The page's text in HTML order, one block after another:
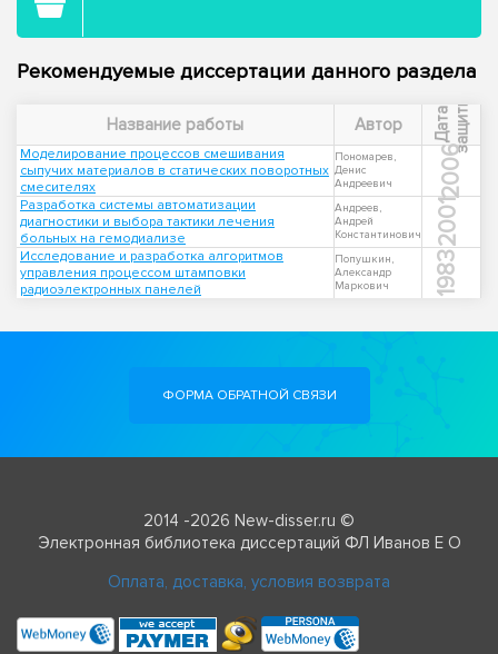
Рекомендуемые диссертации данного раздела
Название работы Автор Д
а
т
а
з
а
щ
и
т ы
Моделирование процессов смешивания
сыпучих материалов в статических поворотных
смесителях
Пономарев,
Денис
Андреевич
2006
Разработка системы автоматизации
диагностики и выбора тактики лечения
больных на гемодиализе
Андреев,
Андрей
Константинович
2001
Исследование и разработка алгоритмов
управления процессом штамповки
радиоэлектронных панелей
Попушкин,
Александр
Маркович
1983
ФОРМА ОБРАТНОЙ СВЯЗИ
2014 -2026 New-disser.ru ©
Электронная библиотека диссертаций ФЛ Иванов Е О
Оплата, доставка, условия возврата